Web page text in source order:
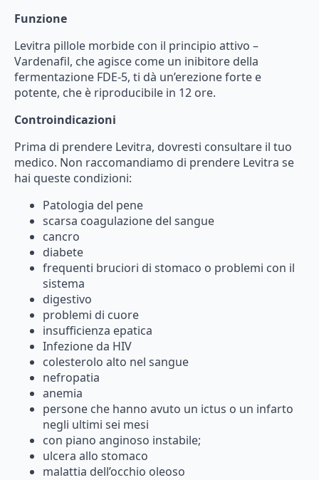
Funzione
Levitra pillole morbide con il principio attivo –
Vardenafil, cheagisce come un inibitore della
fermentazione FDE-5, ti dà un’erezioneforte e
potente, che è riproducibile in 12 ore.
Controindicazioni
Prima di prendere Levitra, dovresti consultare il tuo
medico. Non raccomandiamo di prendere Levitra se
hai queste condizioni:
Patologia del pene
scarsa coagulazione del sangue
cancro
diabete
frequenti bruciori di stomaco o problemi con il
sistema
digestivo
problemi di cuore
insufficienza epatica
Infezione da HIV
colesterolo alto nel sangue
nefropatia
anemia
persone che hanno avuto un ictus o un infarto
negli ultimi sei mesi
con piano anginoso instabile;
ulcera allo stomaco
malattia dell’occhio oleoso